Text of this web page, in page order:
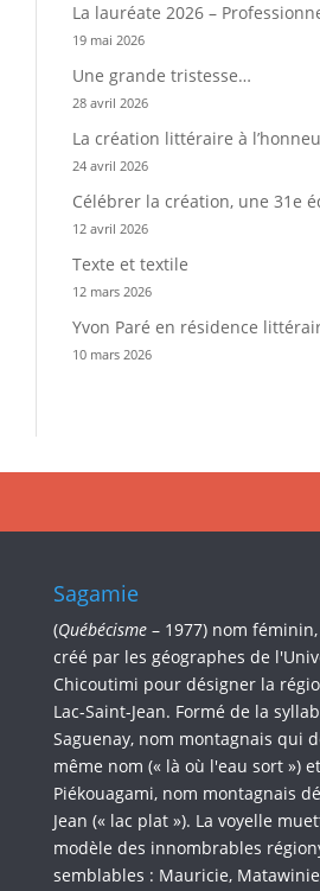
La lauréate 2026 –
19 mai 2026
Une grande tristesse…
28 avril 2026
La création littéraire à
24 avril 2026
Célébrer la création, une 31e
12 avril 2026
Texte et textile
12 mars 2026
Yvon Paré en résidence
10 mars 2026
Sagamie
(Québécisme – 1977) nom
créé par les géographes de
Chicoutimi pour désigner la
Lac-Saint-Jean. Formé de la
Saguenay, nom montagnais qui
même nom (« là où l'eau sort »)
Piékouagami, nom montagnais
Jean (« lac plat »). La voyelle
modèle des innombrables
semblables : Mauricie,